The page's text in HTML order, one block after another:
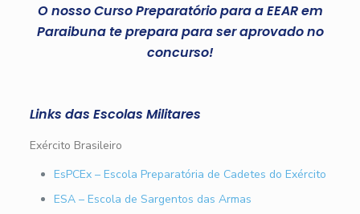
O nosso Curso Preparatório para a EEAR em
Paraibuna te prepara para ser aprovado no
concurso!
Links das Escolas Militares
Exército Brasileiro
EsPCEx – Escola Preparatória de Cadetes do Exército
ESA – Escola de Sargentos das Armas